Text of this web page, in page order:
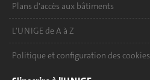
Plans d'accès aux bâtiments
L'UNIGE de A à Z
Politique et configuration des cookies